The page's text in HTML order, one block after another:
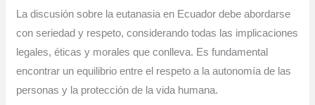
La discusión sobre la eutanasia en Ecuador debe abordarse
con seriedad y respeto, considerando todas las implicaciones
legales, éticas y morales que conlleva. Es fundamental
encontrar un equilibrio entre el respeto a la autonomía de las
personas y la protección de la vida humana.